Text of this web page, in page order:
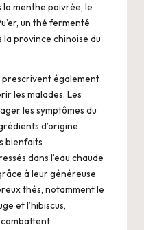
menthe poivrée, le
un thé fermenté
province chinoise du
également
les malades. Les
les symptômes du
d’origine
bienfaits
dans l’eau chaude
à leur généreuse
thés, notamment le
et l’hibiscus,